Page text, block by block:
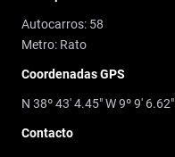
Autocarros: 58
Metro: Rato
Coordenadas GPS
N 38º 43' 4.45" W 9º 9' 6.62"
Contacto